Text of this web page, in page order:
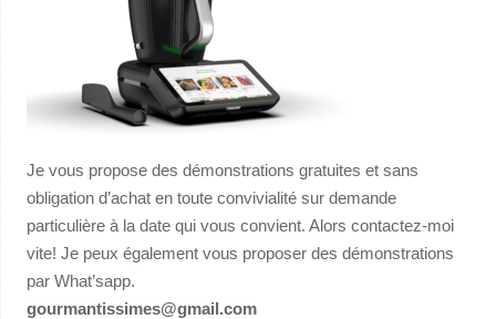
Je vous propose des démonstrations gratuites et sans
obligation d’achat en toute convivialité sur demande
particulière à la date qui vous convient. Alors contactez-moi
vite! Je peux également vous proposer des démonstrations
par What’sapp.
gourmantissimes@gmail.com